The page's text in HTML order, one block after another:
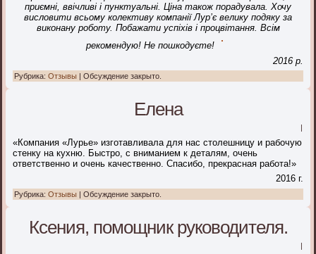
приємні, ввічливі і пунктуальні. Ціна також порадувала. Хочу
висловити всьому колективу компанії Лур’є велику подяку за
виконану роботу. Побажати успіхів і процвітання. Всім
рекомендую! Не пошкодуєте!
2016 р.
Рубрика: Отзывы Обсуждение закрыто.
Елена
«Компания «Лурье» изготавливала для нас столешницу и рабочую
стенку на кухню. Быстро, с вниманием к деталям, очень
ответственно и очень качественно. Спасибо, прекрасная работа!»
2016 г.
Рубрика: Отзывы | Обсуждение закрыто.
Ксения, помощник руководителя.
|